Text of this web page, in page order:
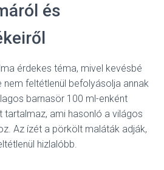
és
érdekes téma, mivel kevésbé
nem feltétlenül befolyásolja annak
barnasör 100 ml-enként
tartalmaz, ami hasonló a világos
Az ízét a pörkölt maláták adják,
hizlalóbb.